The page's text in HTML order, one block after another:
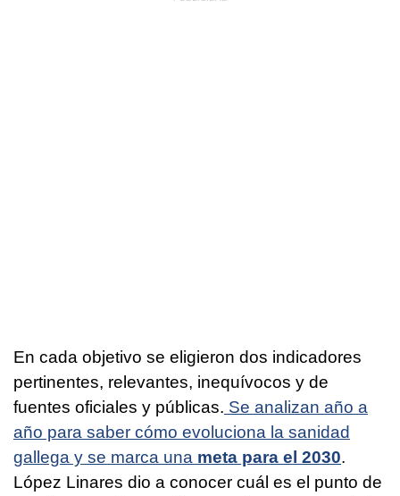
En cada objetivo se eligieron dos indicadores
pertinentes, relevantes, inequívocos y de
fuentes oficiales y públicas. Se analizan año a
año para saber cómo evoluciona la sanidad
gallega y se marca una meta para el 2030.
López Linares dio a conocer cuál es el punto de